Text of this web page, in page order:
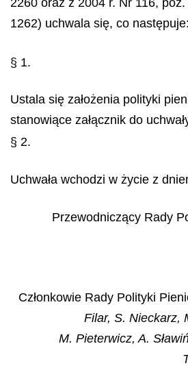
2260 oraz z 2004 r. Nr 116,
1262) uchwala się, co następuje:
§ 1.
Ustala się założenia polityki
stanowiące załącznik do
§ 2.
Uchwała wchodzi w życie z
Przewodniczący Rady
Członkowie Rady Polityki
Filar, S. Nieckarz,
M. Pieterwicz, A.